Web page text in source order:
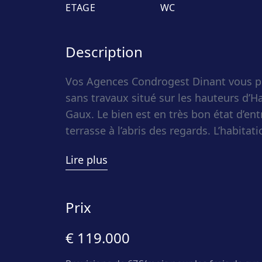
ETAGE WC
Description
Vos Agences Condrogest Dinant vous
sans travaux situé sur les hauteurs
Gaux. Le bien est en très bon état
terrasse à l’abris des regards.
acceptée) mais aussi être à usage
Composition : pièce de vie avec cuisine
Lire plus
Prix
€ 119.000